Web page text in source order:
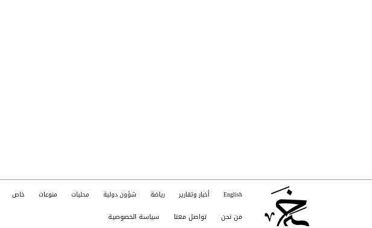
English أخبار وتقارير رياضة شؤون دولية محليات منوعات خاص
من نحن تواصل معنا سياسة الخصوصية